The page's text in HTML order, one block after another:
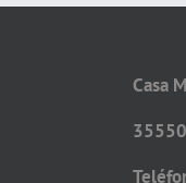
Casa